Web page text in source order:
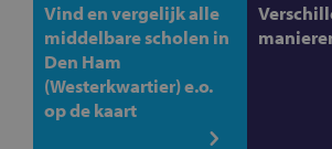
Vind en vergelijk alle
middelbare scholen in
Den Ham
(Westerkwartier) e.o.
op de kaart